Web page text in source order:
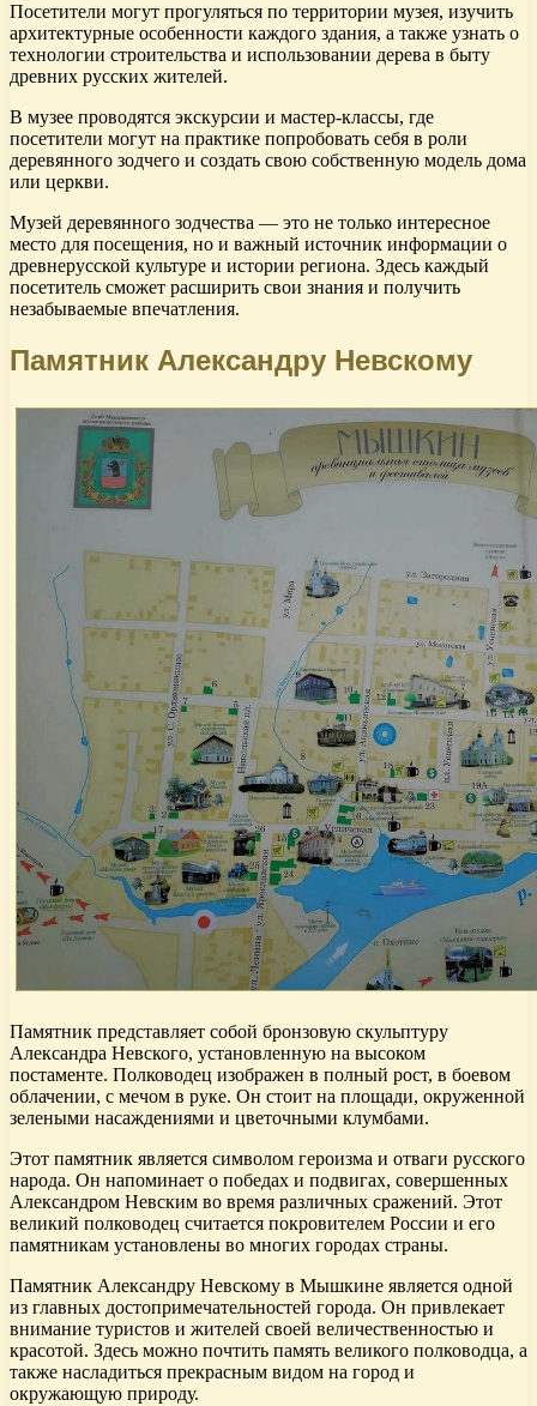
Посетители могут прогуляться по территории музея, изучить
архитектурные особенности каждого здания, а также узнать о
технологии строительства и использовании дерева в быту
древних русских жителей.
В музее проводятся экскурсии и мастер-классы, где
посетители могут на практике попробовать себя в роли
деревянного зодчего и создать свою собственную модель дома
или церкви.
Музей деревянного зодчества — это не только интересное
место для посещения, но и важный источник информации о
древнерусской культуре и истории региона. Здесь каждый
посетитель сможет расширить свои знания и получить
незабываемые впечатления.
Памятник Александру Невскому
Памятник представляет собой бронзовую скульптуру
Александра Невского, установленную на высоком
постаменте. Полководец изображен в полный рост, в боевом
облачении, с мечом в руке. Он стоит на площади, окруженной
зелеными насаждениями и цветочными клумбами.
Этот памятник является символом героизма и отваги русского
народа. Он напоминает о победах и подвигах, совершенных
Александром Невским во время различных сражений. Этот
великий полководец считается покровителем России и его
памятникам установлены во многих городах страны.
Памятник Александру Невскому в Мышкине является одной
из главных достопримечательностей города. Он привлекает
внимание туристов и жителей своей величественностью и
красотой. Здесь можно почтить память великого полководца, а
также насладиться прекрасным видом на город и
окружающую природу.